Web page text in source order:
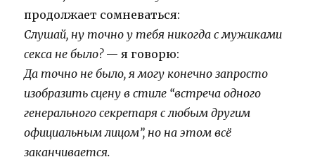
продолжает сомневаться:
Слушай, ну точно у тебя никогда с мужиками
секса не было?— я говорю:
Да точно не было, я могу конечно запросто
изобразить сцену в стиле “встреча одного
генерального секретаря с любым другим
официальным лицом”, но на этом всё
заканчивается.